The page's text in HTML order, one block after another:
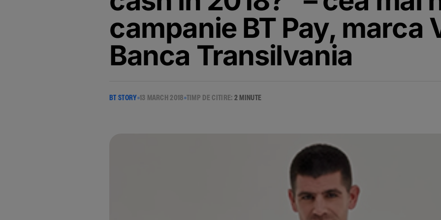
campanie BT Pay, marca
Banca Transilvania
BT STORY 13 MARCH 2018 TIMP DE CITIRE: 2 MINUTE